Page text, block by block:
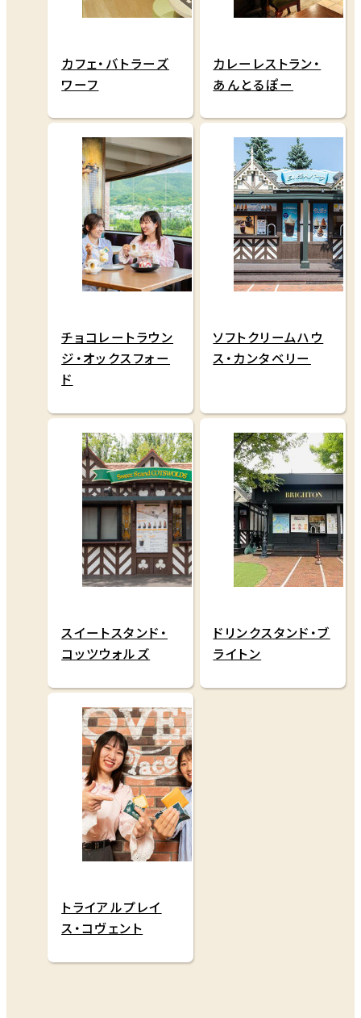
カフェ・バトラーズ
ワーフ
カレーレストラン・
あんとるぽー
チョコレートラウン
ジ・オックスフォー
ド
ソフトクリームハウ
ス・カンタベリー
スイートスタンド・
コッツウォルズ
ドリンクスタンド・ブ
ライトン
トライアルプレイ
ス・コヴェント